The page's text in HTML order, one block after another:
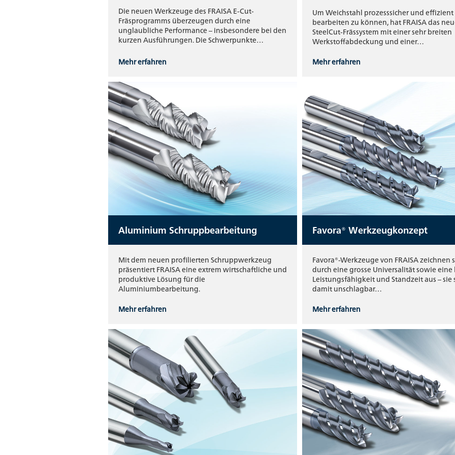
Die neuen Werkzeuge des FRAISA E-Cut-
Fräsprogramms überzeugen durch eine
unglaubliche Performance – insbesondere bei den
kurzen Ausführungen. Die Schwerpunkte…
Mehr erfahren
Um Weichstahl prozesssicher und effizient
bearbeiten zu können, hat FRAISA das
SteelCut-Frässystem mit einer sehr breiten
Werkstoffabdeckung und einer…
Mehr erfahren
Aluminium Schruppbearbeitung
Mit dem neuen profilierten Schruppwerkzeug
präsentiert FRAISA eine extrem wirtschaftliche und
produktive Lösung für die
Aluminiumbearbeitung.
Mehr erfahren
Favora® Werkzeugkonzept
Favora®-Werkzeuge von FRAISA zeichnen
durch eine grosse Universalität sowie eine
Leistungsfähigkeit und Standzeit aus – sie
damit unschlagbar…
Mehr erfahren